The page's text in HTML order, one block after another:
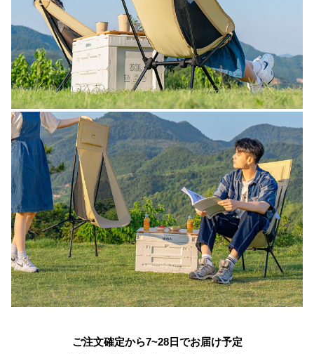
ご注文確定から7~28日でお届け予定